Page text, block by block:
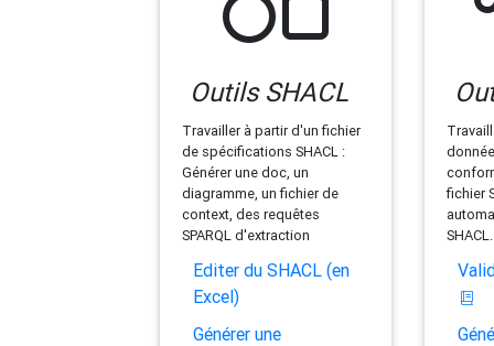
Outils SHACL
Travailler à partir d'un fichier
de spécifications SHACL :
Générer une doc, un
diagramme, un fichier de
context, des requêtes
SPARQL d'extraction
Editer du SHACL (en
Excel)
Générer une
fichier
SHACL.